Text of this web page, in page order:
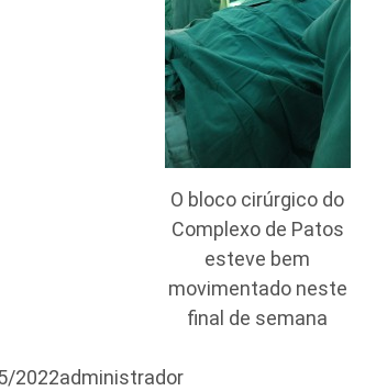
O bloco cirúrgico do
Complexo de Patos
esteve bem
movimentado neste
final de semana
2022administrador